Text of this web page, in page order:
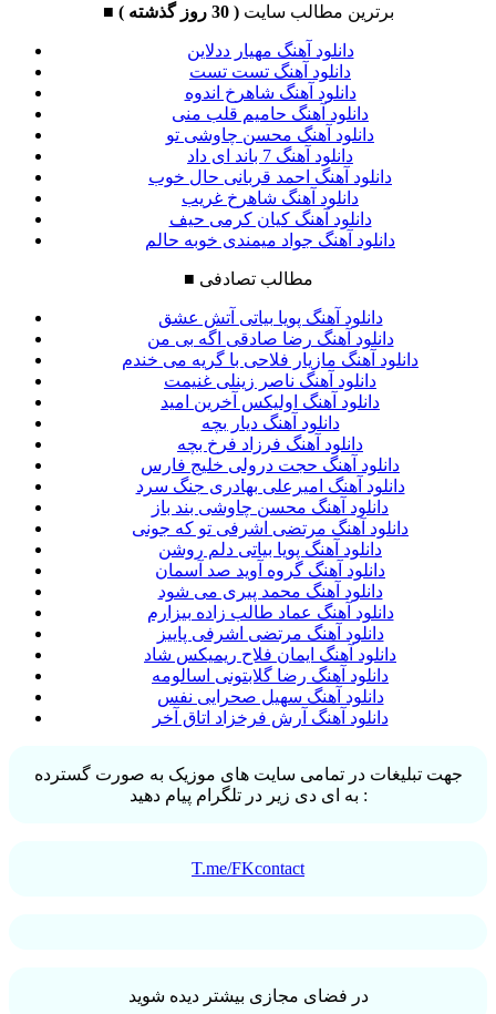
■ برترین مطالب سایت( 30 روز گذشته )
دانلود آهنگ مهیار ددلاین
دانلود آهنگ تست تست
دانلود آهنگ شاهرخ اندوه
دانلود آهنگ حامیم قلب منی
دانلود آهنگ محسن چاوشی تو
دانلود آهنگ 7 باند ای داد
دانلود آهنگ احمد قربانی حال خوب
دانلود آهنگ شاهرخ غریب
دانلود آهنگ کیان کرمی حیف
دانلود آهنگ جواد میمندی خوبه حالم
■ مطالب تصادفی
دانلود آهنگ پویا بیاتی آتش عشق
دانلود آهنگ رضا صادقی اگه بی من
دانلود آهنگ مازیار فلاحی با گریه می خندم
دانلود آهنگ ناصر زینلی غنیمت
دانلود آهنگ اولیکس آخرین امید
دانلود آهنگ دیار بچه
دانلود آهنگ فرزاد فرخ بچه
دانلود آهنگ حجت درولی خلیج فارس
دانلود آهنگ امیرعلی بهادری جنگ سرد
دانلود آهنگ محسن چاوشی بند باز
دانلود آهنگ مرتضی اشرفی تو که جونی
دانلود آهنگ پویا بیاتی دلم روشن
دانلود آهنگ گروه آوید صد آسمان
دانلود آهنگ محمد پیری می شود
دانلود آهنگ عماد طالب زاده بیزارم
دانلود آهنگ مرتضی اشرفی پاییز
دانلود آهنگ ایمان فلاح ریمیکس شاد
دانلود آهنگ رضا گلابتونی اسالومه
دانلود آهنگ سهیل صحرایی نفس
دانلود آهنگ آرش فرخزاد اتاق آخر
جهت تبلیغات در تمامی سایت های موزیک به صورت گسترده
به ای دی زیر در تلگرام پیام دهید :
T.me/FKcontact
در فضای مجازی بیشتر دیده شوید